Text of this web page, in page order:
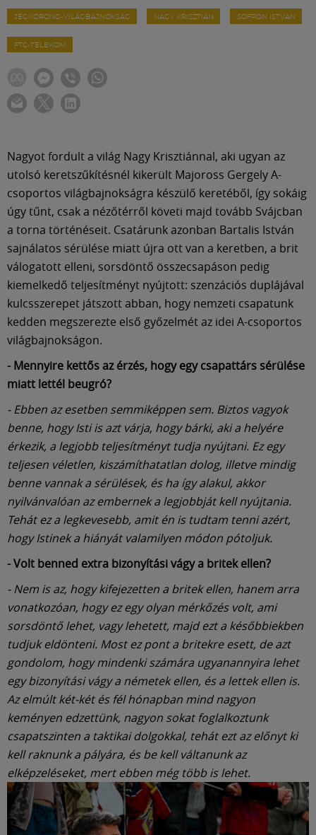
JÉGKORONG-VILÁGBAJNOKSÁG NAGY KRISZTIÁN SOFRON ISTVÁN
FTC-TELEKOM
Nagyot fordult a világ Nagy Krisztiánnal, aki ugyan az
utolsó keretszűkítésnél kikerült Majoross Gergely A-
csoportos világbajnokságra készülő keretéből, így sokáig
úgy tűnt, csak a nézőtérről követi majd tovább Svájcban
a torna történéseit. Csatárunk azonban Bartalis István
sajnálatos sérülése miatt újra ott van a keretben, a brit
válogatott elleni, sorsdöntő összecsapáson pedig
kiemelkedő teljesítményt nyújtott: szenzációs duplájával
kulcsszerepet játszott abban, hogy nemzeti csapatunk
kedden megszerezte első győzelmét az idei A-csoportos
világbajnokságon.
- Mennyire kettős az érzés, hogy egy csapattárs sérülése
miatt lettél beugró?
- Ebben az esetben semmiképpen sem. Biztos vagyok
benne, hogy Isti is azt várja, hogy bárki, aki a helyére
érkezik, a legjobb teljesítményt tudja nyújtani. Ez egy
teljesen véletlen, kiszámíthatatlan dolog, illetve mindig
benne vannak a sérülések, és ha így alakul, akkor
nyilvánvalóan az embernek a legjobbját kell nyújtania.
Tehát ez a legkevesebb, amit én is tudtam tenni azért,
hogy Istinek a hiányát valamilyen módon pótoljuk.
- Volt benned extra bizonyítási vágy a britek ellen?
- Nem is az, hogy kifejezetten a britek ellen, hanem arra
vonatkozóan, hogy ez egy olyan mérkőzés volt, ami
sorsdöntő lehet, vagy lehetett, majd ezt a későbbiekben
tudjuk eldönteni. Most ez pont a britekre esett, de azt
gondolom, hogy mindenki számára ugyanannyira lehet
egy bizonyítási vágy a németek ellen, és a lettek ellen is.
Az elmúlt két-két és fél hónapban mind nagyon
keményen edzettünk, nagyon sokat foglalkoztunk
csapatszinten a taktikai dolgokkal, tehát ezt az előnyt ki
kell raknunk a pályára, és be kell váltanunk az
elképzeléseket, mert ebben még több is lehet.
Meccscenter
Klub
Szolgáltatások
Shop
Közösség
Múzeum
English